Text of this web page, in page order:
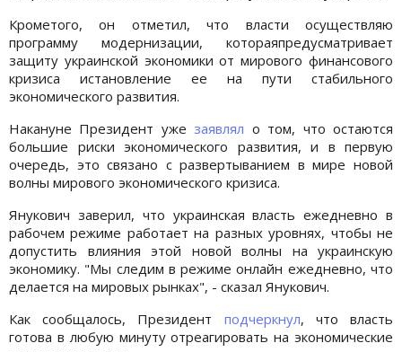
Крометого, он отметил, что власти осуществляю
программу модернизации, котораяпредусматривает
защиту украинской экономики от мирового финансового
кризиса истановление ее на пути стабильного
экономического развития.
Накануне Президент уже заявлял о том, что остаются
большие риски экономического развития, и в первую
очередь, это связано с развертыванием в мире новой
волны мирового экономического кризиса.
Янукович заверил, что украинская власть ежедневно в
рабочем режиме работает на разных уровнях, чтобы не
допустить влияния этой новой волны на украинскую
экономику. "Мы следим в режиме онлайн ежедневно, что
делается на мировых рынках", - сказал Янукович.
Как сообщалось, Президент подчеркнул, что власть
готова в любую минуту отреагировать на экономические